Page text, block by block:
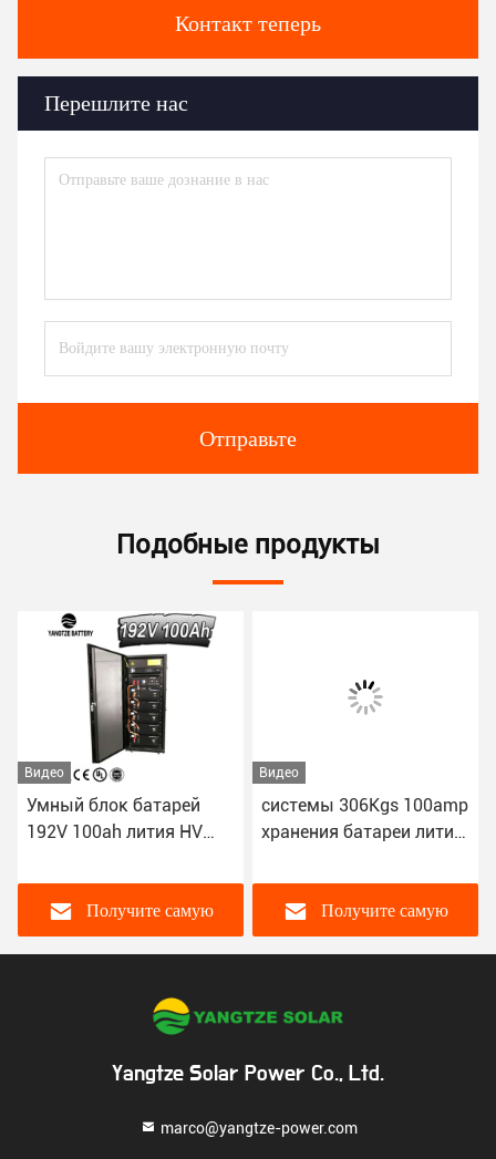
Контакт теперь
Перешлите нас
Отправьте
Подобные продукты
Видео
Умный блок батарей
192V 100ah лития HV
Получите самую
Видео
системы 306Kgs 100amp
хранения батареи лития
высоковольтные
Получите самую
Yangtze Solar Power Co., Ltd.
marco@yangtze-power.com